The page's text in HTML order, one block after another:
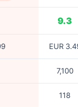
9.3
EUR
7,100
118